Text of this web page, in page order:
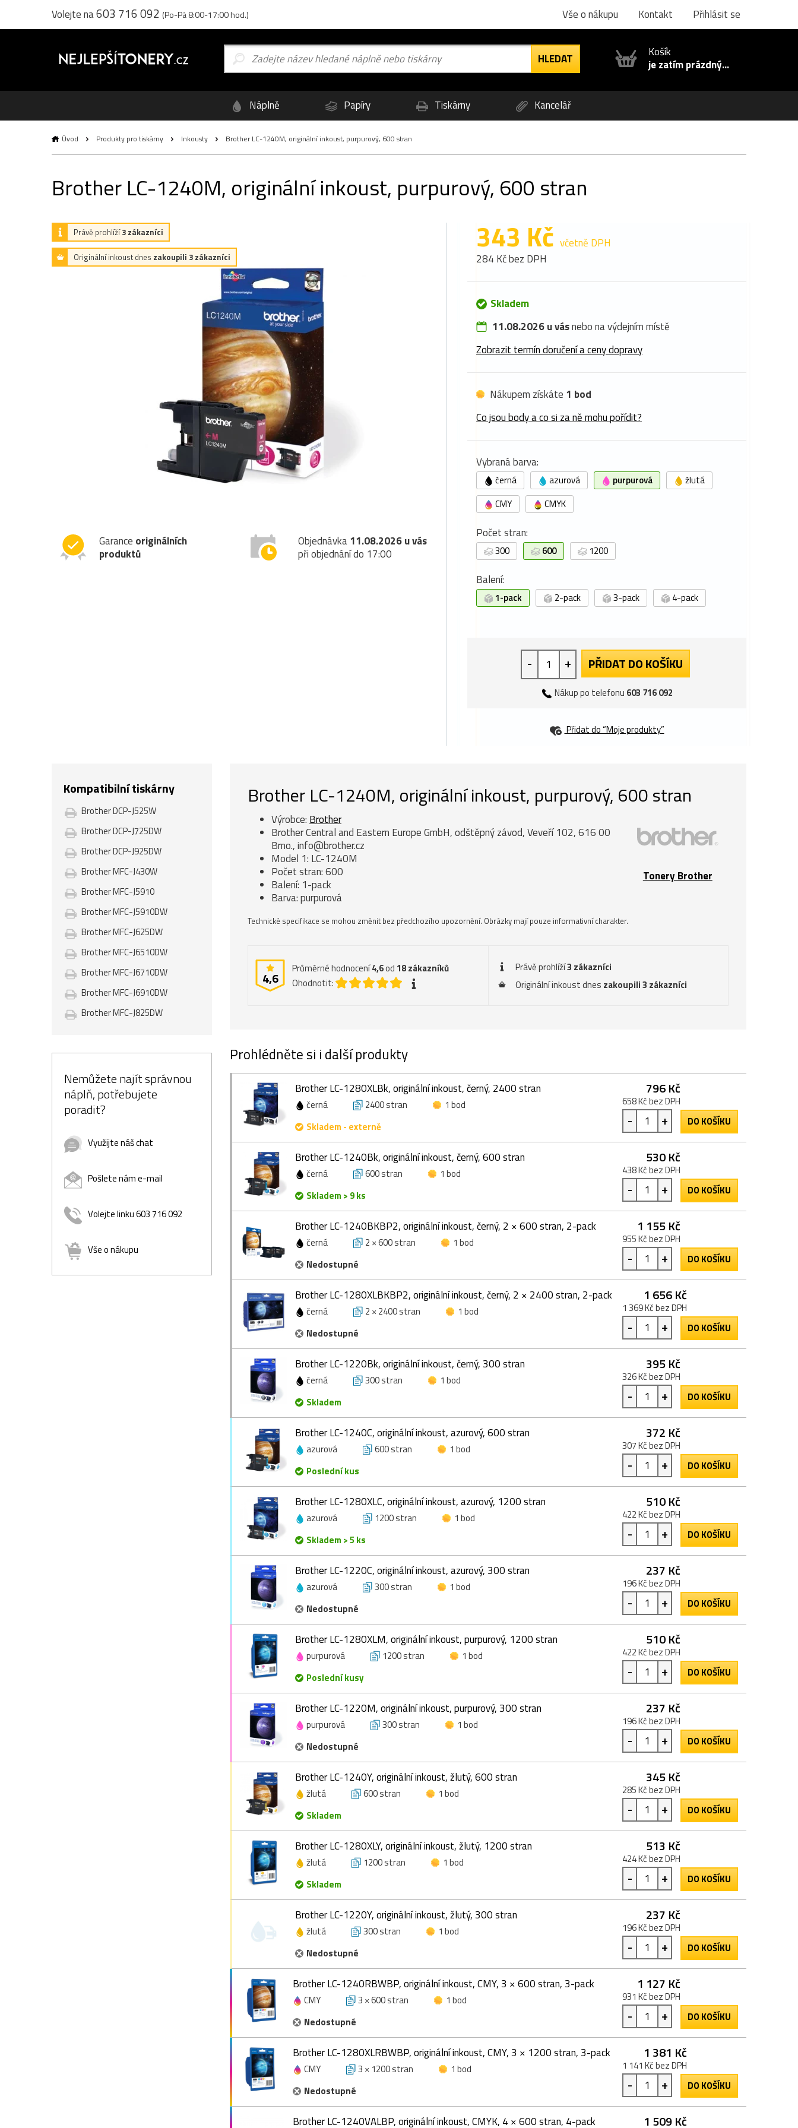
Volejte na603 716 092 (Po-Pá 8:00-17:00 hod.) Vše o nákupu Kontakt Přihlásit se
Košík
je zatím prázdný...
Náplně Papíry Tiskárny Kancelář
Úvod Produkty pro tiskárny Inkousty Brother LC-1240M, originální inkoust, purpurový, 600 stran
Brother LC-1240M, originální inkoust, purpurový, 600 stran
Právě prohlíží3 zákazníci
Originální inkoust dnes zakoupili 3 zákazníci
Garance originálních
produktů
Objednávka11.08.2026 u vás
při objednání do 17:00
343 Kč včetně DPH
284 Kč bez DPH
Skladem
11.08.2026 u vásnebo na výdejním místě
Zobrazit termín doručení a ceny dopravy
Nákupem získáte 1 bod
Co jsou body a co si za ně mohu pořídit?
Vybraná barva:
černá azurová purpurová
žlutá
CMY
CMYK
Počet stran:
300 600 1200
Balení:
1-pack 2-pack 3-pack 4-pack
- + PŘIDAT DO KOŠÍKU
Nákup po telefonu 603 716 092
Přidat do “Moje produkty”
Kompatibilní tiskárny
Brother DCP-J525W
Brother DCP-J725DW
Brother DCP-J925DW
Brother MFC-J430W
Brother MFC-J5910
Brother MFC-J5910DW
Brother MFC-J625DW
Brother MFC-J6510DW
Brother MFC-J6710DW
Brother MFC-J6910DW
Brother MFC-J825DW
Nemůžete najít správnou
náplň, potřebujete
poradit?
Využijte náš chat
Pošlete nám e-mail
Volejte linku 603 716 092
Vše o nákupu
Brother LC-1240M, originální inkoust, purpurový, 600 stran
Tonery Brother
Výrobce: Brother
Brother Central and Eastern Europe GmbH, odštěpný závod, Veveří 102, 616 00
Brno., info@brother.cz
Model 1: LC-1240M
Počet stran: 600
Balení: 1-pack
Barva: purpurová
Technické specifikace se mohou změnit bez předchozího upozornění. Obrázky mají pouze informativní charakter.
4,6
Průměrné hodnocení4,6od 18zákazníků
Ohodnotit:
Právě prohlíží3 zákazníci
Originální inkoust dnes zakoupili 3 zákazníci
Prohlédněte si i další produkty
Brother LC-1280XLBk, originální inkoust, černý, 2400 stran
černá 2400 stran
1 bod
Skladem - externě
796 Kč
658 Kč bez DPH
- + DO KOŠÍKU
Brother LC-1240Bk, originální inkoust, černý, 600 stran
černá 600 stran
1 bod
Skladem > 9 ks
530 Kč
438 Kč bez DPH
- + DO KOŠÍKU
Brother LC-1240BKBP2, originální inkoust, černý, 2 × 600 stran, 2-pack
černá 2 × 600 stran
1 bod
Nedostupné
1 155 Kč
955 Kč bez DPH
- + DO KOŠÍKU
Brother LC-1280XLBKBP2, originální inkoust, černý, 2 × 2400 stran, 2-pack
černá 2 × 2400 stran
1 bod
Nedostupné
1 656 Kč
1 369 Kč bez DPH
- + DO KOŠÍKU
Brother LC-1220Bk, originální inkoust, černý, 300 stran
černá 300 stran
1 bod
Skladem
395 Kč
326 Kč bez DPH
- + DO KOŠÍKU
Brother LC-1240C, originální inkoust, azurový, 600 stran
azurová 600 stran
1 bod
Poslední kus
372 Kč
307 Kč bez DPH
- + DO KOŠÍKU
Brother LC-1280XLC, originální inkoust, azurový, 1200 stran
azurová 1200 stran
1 bod
Skladem > 5 ks
510 Kč
422 Kč bez DPH
- + DO KOŠÍKU
Brother LC-1220C, originální inkoust, azurový, 300 stran
azurová 300 stran
1 bod
Nedostupné
237 Kč
196 Kč bez DPH
- + DO KOŠÍKU
Brother LC-1280XLM, originální inkoust, purpurový, 1200 stran
purpurová 1200 stran
1 bod
Poslední kusy
510 Kč
422 Kč bez DPH
- + DO KOŠÍKU
Brother LC-1220M, originální inkoust, purpurový, 300 stran
purpurová 300 stran
1 bod
Nedostupné
237 Kč
196 Kč bez DPH
- + DO KOŠÍKU
Brother LC-1240Y, originální inkoust, žlutý, 600 stran
žlutá 600 stran
1 bod
Skladem
345 Kč
285 Kč bez DPH
- + DO KOŠÍKU
Brother LC-1280XLY, originální inkoust, žlutý, 1200 stran
žlutá 1200 stran
1 bod
Skladem
513 Kč
424 Kč bez DPH
- + DO KOŠÍKU
Brother LC-1220Y, originální inkoust, žlutý, 300 stran
žlutá 300 stran
1 bod
Nedostupné
237 Kč
196 Kč bez DPH
- + DO KOŠÍKU
Brother LC-1240RBWBP, originální inkoust, CMY, 3 × 600 stran, 3-pack
CMY 3 × 600 stran
1 bod
Nedostupné
1 127 Kč
931 Kč bez DPH
- + DO KOŠÍKU
Brother LC-1280XLRBWBP, originální inkoust, CMY, 3 × 1200 stran, 3-pack
CMY 3 × 1200 stran
1 bod
Nedostupné
1 381 Kč
1 141 Kč bez DPH
- + DO KOŠÍKU
Brother LC-1240VALBP, originální inkoust, CMYK, 4 × 600 stran, 4-pack 1 509 Kč